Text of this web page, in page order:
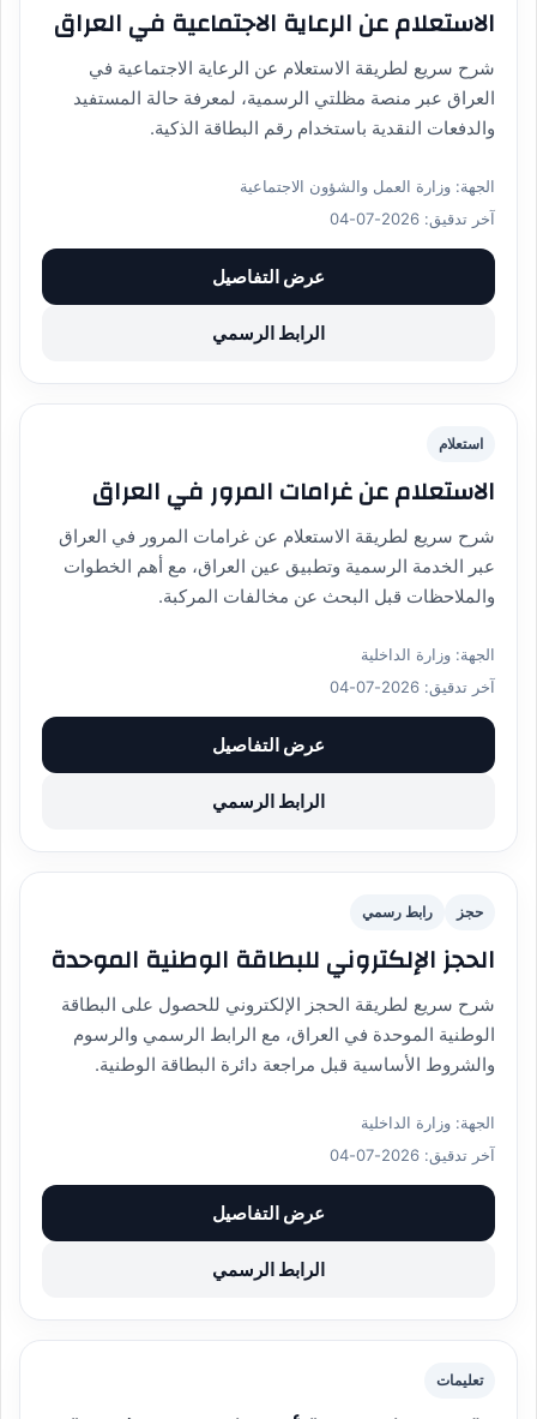
الاستعلام عن الرعاية الاجتماعية في العراق
شرح سريع لطريقة الاستعلام عن الرعاية الاجتماعية في
العراق عبر منصة مظلتي الرسمية، لمعرفة حالة المستفيد
والدفعات النقدية باستخدام رقم البطاقة الذكية.
الجهة: وزارة العمل والشؤون الاجتماعية
آخر تدقيق: 2026-07-04
عرض التفاصيل
الرابط الرسمي
استعلام
الاستعلام عن غرامات المرور في العراق
شرح سريع لطريقة الاستعلام عن غرامات المرور في العراق
عبر الخدمة الرسمية وتطبيق عين العراق، مع أهم الخطوات
والملاحظات قبل البحث عن مخالفات المركبة.
الجهة: وزارة الداخلية
آخر تدقيق: 2026-07-04
عرض التفاصيل
الرابط الرسمي
حجز رابط رسمي
الحجز الإلكتروني للبطاقة الوطنية الموحدة
شرح سريع لطريقة الحجز الإلكتروني للحصول على البطاقة
الوطنية الموحدة في العراق، مع الرابط الرسمي والرسوم
والشروط الأساسية قبل مراجعة دائرة البطاقة الوطنية.
الجهة: وزارة الداخلية
آخر تدقيق: 2026-07-04
عرض التفاصيل
الرابط الرسمي
تعليمات